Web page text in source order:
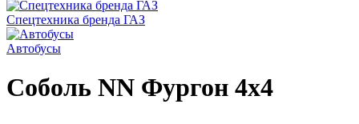
Спецтехника бренда ГАЗ
Автобусы
Соболь NN Фургон 4х4